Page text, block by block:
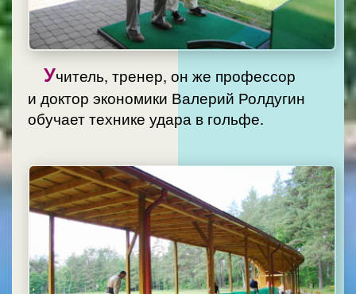
Учитель, тренер, он же профессор
и доктор экономики Валерий Ролдугин
обучает технике удара в гольфе.